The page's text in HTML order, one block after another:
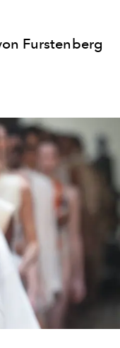
Furstenberg